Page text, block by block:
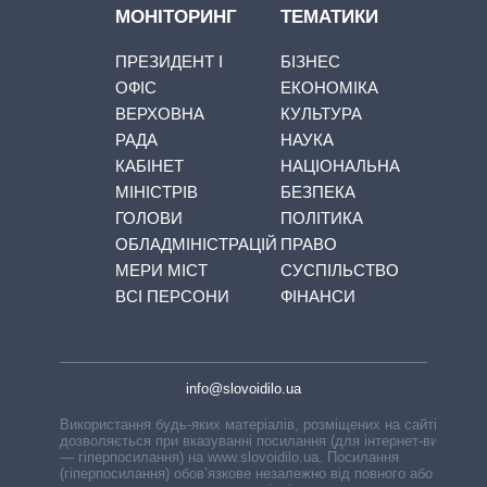
МОНІТОРИНГ
ПРЕЗИДЕНТ І
ОФІС
ВЕРХОВНА
РАДА
КАБІНЕТ
МІНІСТРІВ
ГОЛОВИ
ОБЛАДМІНІСТРАЦІЙ
МЕРИ МІСТ
ВСІ ПЕРСОНИ
ТЕМАТИКИ
БІЗНЕС
ЕКОНОМІКА
КУЛЬТУРА
НАУКА
НАЦІОНАЛЬНА
БЕЗПЕКА
ПОЛІТИКА
ПРАВО
СУСПІЛЬСТВО
ФІНАНСИ
info@slovoidilo.ua
Використання будь-яких матеріалів, розміщених на сайті,
дозволяється при вказуванні посилання (для інтернет-видань
— гіперпосилання) на www.slovoidilo.ua. Посилання
(гіперпосилання) обов’язкове незалежно від повного або